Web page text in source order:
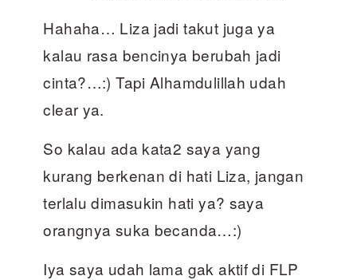
Hahaha… Liza jadi takut juga ya
kalau rasa bencinya berubah jadi
cinta?…:) Tapi Alhamdulillah udah
clear ya.
So kalau ada kata2 saya yang
kurang berkenan di hati Liza, jangan
terlalu dimasukin hati ya? saya
orangnya suka becanda…:)
Iya saya udah lama gak aktif di FLP